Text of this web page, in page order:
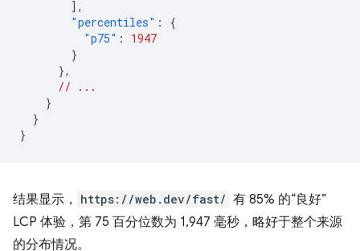
],
"percentiles" :
{
"p75" :
1947
}
},
// ...
}
}
}
结果显示， https://web.dev/fast/ 有 85% 的“良好”
LCP 体验，第 75 百分位数为 1,947 毫秒，略好于整个来源
的分布情况。